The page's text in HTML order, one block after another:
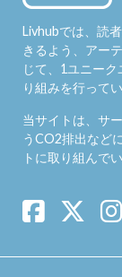
Livhubでは、読
きるよう、アー
じて、1ユニー
り組みを行ってい
当サイトは、サ
うCO2排出など
トに取り組んで